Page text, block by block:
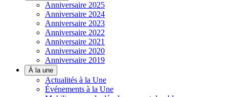
Anniversaire 2025
Anniversaire 2024
Anniversaire 2023
Anniversaire 2022
Anniversaire 2021
Anniversaire 2020
Anniversaire 2019
À la une
Actualités à la Une
Événements à la Une